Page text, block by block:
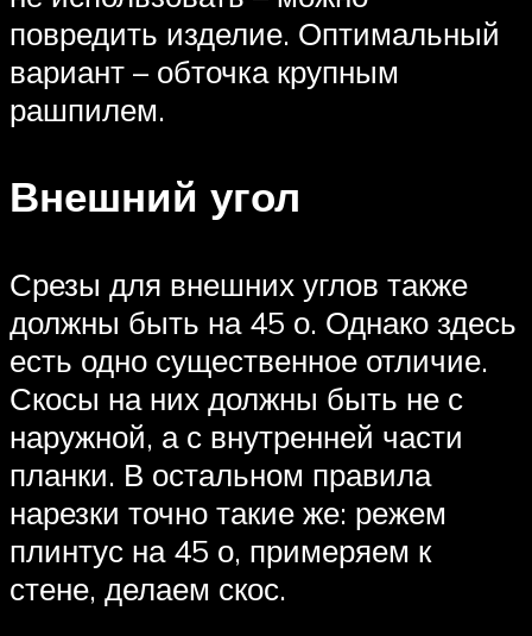
повредить изделие. Оптимальный
вариант – обточка крупным
рашпилем.
Внешний угол
Срезы для внешних углов также
должны быть на 45 о. Однако здесь
есть одно существенное отличие.
Скосы на них должны быть не с
наружной, а с внутренней части
планки. В остальном правила
нарезки точно такие же: режем
плинтус на 45 о, примеряем к
стене, делаем скос.